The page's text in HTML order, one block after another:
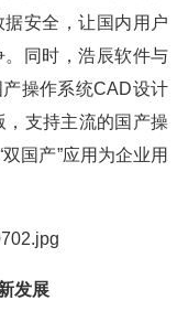
安全，让国内用户
同时，浩辰软件与
操作系统CAD设计
支持主流的国产操
国产”应用为企业用
发展